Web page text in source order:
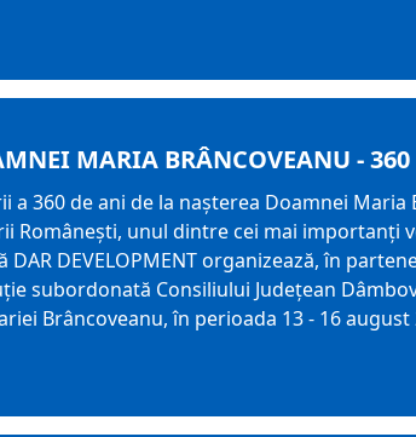
MARIA BRÂNCOVEANU - 360
a 360 de ani de la nașterea Doamnei
Românești, unul dintre cei mai
DAR DEVELOPMENT organizează, în
subordonată Consiliului Județean
Brâncoveanu, în perioada 13 - 16